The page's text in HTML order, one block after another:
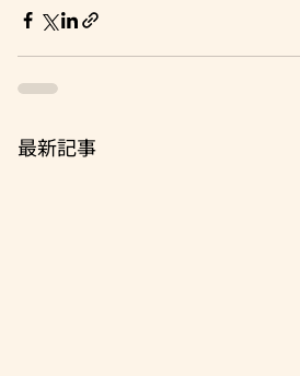
最新記事